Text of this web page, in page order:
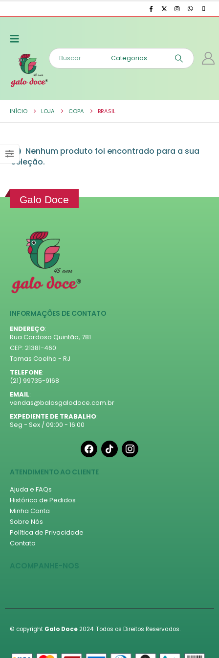
INÍCIO LOJA COPA BRASIL
Nenhum produto foi encontrado para a sua
seleção.
Galo Doce
INFORMAÇÕES DE CONTATO
ENDEREÇO:
Rua Cardoso Quintão, 781
CEP: 21381-460
Tomas Coelho - RJ
TELEFONE:
(21) 99735-9168
EMAIL:
vendas@balasgalodoce.com.br
EXPEDIENTE DE TRABALHO:
Seg - Sex / 09:00 - 16:00
facebook
tiktok instagram
ATENDIMENTO AO CLIENTE
Ajuda e FAQs
Histórico de Pedidos
Minha Conta
Sobre Nós
Política de Privacidade
Contato
ACOMPANHE-NOS
© copyright Galo Doce2024. Todos os Direitos Reservados.